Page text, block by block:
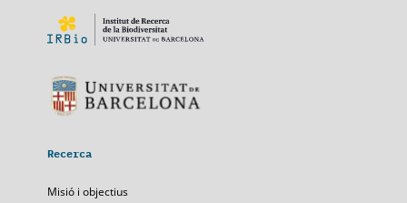
Recerca
Misió i objectius